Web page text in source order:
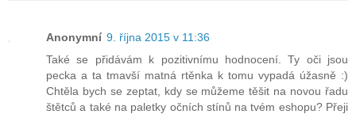
Anonymní 9. října 2015 v 11:36
Také se přidávám k pozitivnímu hodnocení. Ty oči jsou
pecka a ta tmavší matná rtěnka k tomu vypadá úžasně :)
Chtěla bych se zeptat, kdy se můžeme těšit na novou řadu
štětců a také na paletky očních stínů na tvém eshopu? Přeji